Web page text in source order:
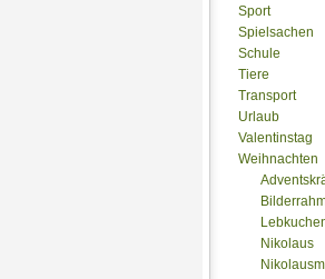
Sport
Spielsachen
Schule
Tiere
Transport
Urlaub
Valentinstag
Weihnachten
Nikolaus